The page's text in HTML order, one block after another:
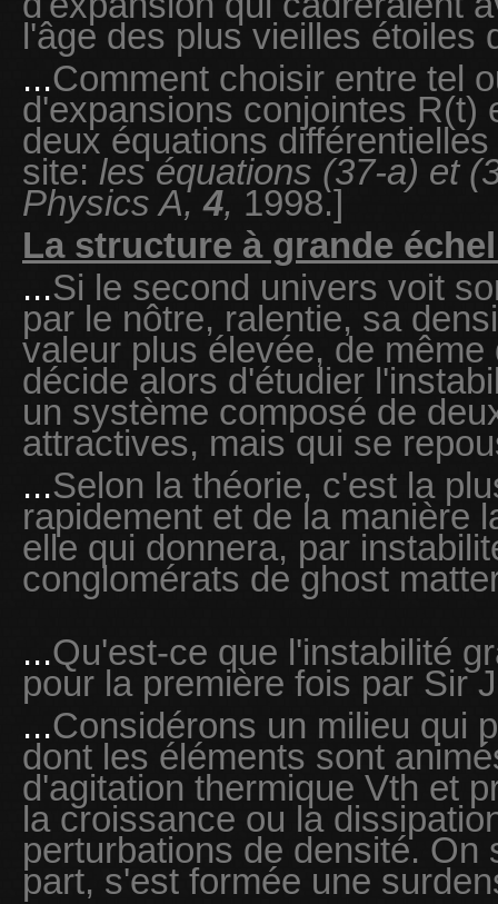
l'âge des plus vieilles étoiles
...Comment choisir entre tel
d'expansions conjointes R(t)
deux équations
site: les équations (37-a) et
Physics A,4, 1998.]
La structure à grande
...Si le second univers voit
par le nôtre, ralentie, sa
valeur plus élevée, de
décide alors d'étudier
un système composé de
attractives, mais qui se
...Selon la théorie, c'est la
rapidement et de la manière
elle qui donnera, par
conglomérats de ghost
...Qu'est-ce que l'instabilité
pour la première fois par Sir
...Considérons un milieu qui
dont les éléments sont
d'agitation thermique Vth et
la croissance ou la
perturbations de densité. On
part, s'est formée une